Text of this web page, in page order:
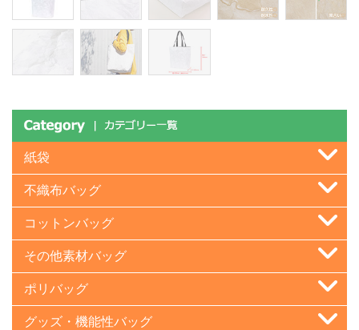
紙袋
不織布バッグ
コットンバッグ
その他素材バッグ
ポリバッグ
グッズ・機能性バッグ